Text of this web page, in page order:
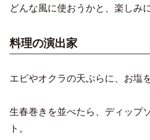
どんな風に使おうかと、楽しみ
料理の演出家
エビやオクラの天ぷらに、お塩
生春巻きを並べたら、ディップ
ト。